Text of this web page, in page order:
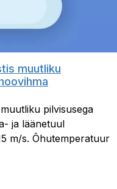
muutliku
pilvisusega
ja läänetuul
m/s. Õhutemperatuur